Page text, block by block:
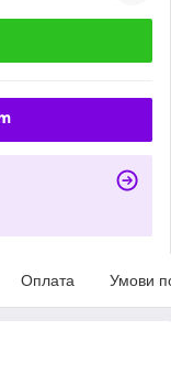
Оплата Умови